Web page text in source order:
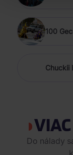
100
Chuckii
Do nálady